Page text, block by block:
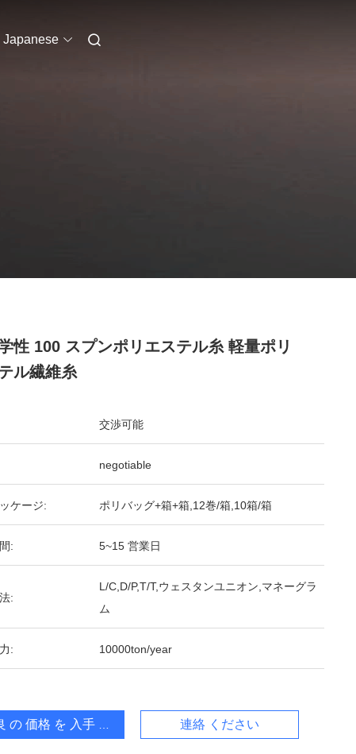
Japanese
性 100 スプンポリエステル糸 軽量ポリ
ル繊維糸
交渉可能
negotiable
ケージ: ポリバッグ+箱+箱,12巻/箱,10箱/箱
: 5~15 営業日
:
L/C,D/P,T/T,ウェスタンユニオン,マネーグラ
ム
: 10000ton/year
の 価格 を 入手 する 連絡 ください